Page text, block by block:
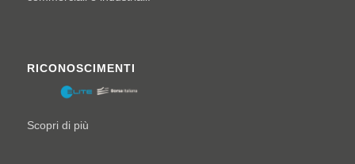
RICONOSCIMENTI
Scopri di più